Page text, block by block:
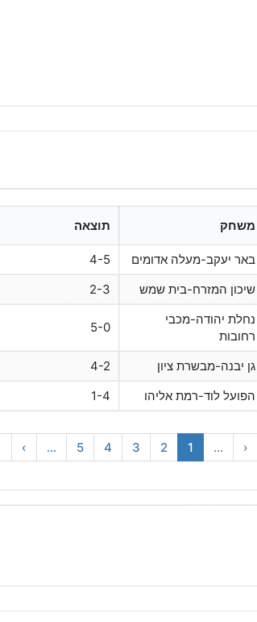
משחק תוצאה
באר יעקב-מעלה אדומים
4-5
שיכון המזרח-בית שמש 2-3
נחלת יהודה-מכבי
רחובות
5-0
גן יבנה-מבשרת ציון
4-2
הפועל לוד-רמת אליהו 1-4
‹
...
1
2
3
4
5
...
›